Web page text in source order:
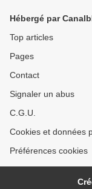
Hébergé par
Top articles
Pages
Contact
Signaler un abus
C.G.U.
Cookies et données
Préférences cookies